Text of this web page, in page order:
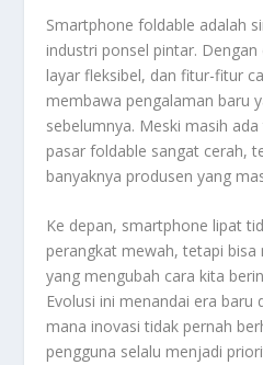
Smartphone foldable adalah
industri ponsel pintar.
layar fleksibel, dan fitur-fitur
membawa pengalaman baru
sebelumnya. Meski masih
pasar foldable sangat cerah,
banyaknya produsen yang
Ke depan, smartphone lipat
perangkat mewah, tetapi
yang mengubah cara kita
Evolusi ini menandai era baru
mana inovasi tidak pernah
pengguna selalu menjadi